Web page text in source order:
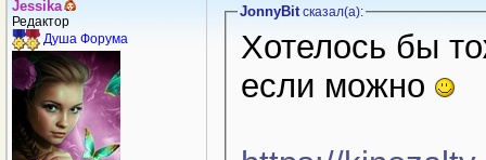
Jеssikа
Редактор
Душа Форума
JonnyBitсказал(a):
Хотелось бы
если можно